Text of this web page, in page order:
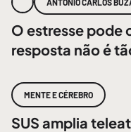
ANTONIO CARLOS
O estresse pode
resposta não é
MENTE E CÉREBRO
SUS amplia